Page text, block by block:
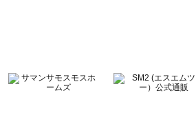
ルー）の雑貨一覧
雑貨一覧